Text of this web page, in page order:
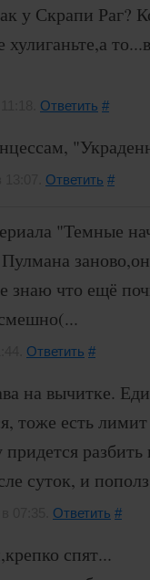
у Скрапи Раг?
хулиганьте,а
Ответить #
Ответить #
"Темные
знаю что ещё
Ответить #
на вычитке.
тоже есть
суток, и
Ответить #
спят...